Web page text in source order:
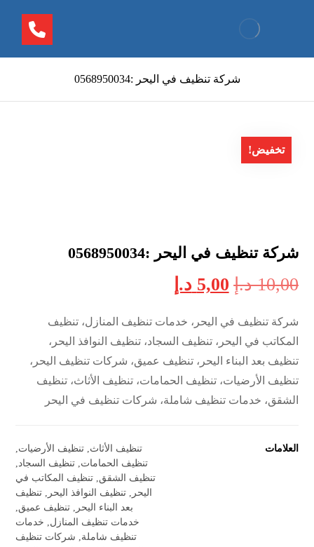
شركة تنظيف في اليحر :0568950034
تخفيض!
شركة تنظيف في اليحر :0568950034
10,00 د.إ 5,00 د.إ
شركة تنظيف في اليحر، خدمات تنظيف المنازل، تنظيف
المكاتب في اليحر، تنظيف السجاد، تنظيف النوافذ اليحر،
تنظيف بعد البناء اليحر، تنظيف عميق، شركات تنظيف اليحر،
تنظيف الأرضيات، تنظيف الحمامات، تنظيف الأثاث، تنظيف
الشقق، خدمات تنظيف شاملة، شركات تنظيف في اليحر
العلامات تنظيف الأثاث تنظيف الأرضيات
تنظيف الحمامات تنظيف السجاد
تنظيف الشقق تنظيف المكاتب في
اليحر
تنظيف النوافذ اليحر
تنظيف
بعد البناء اليحر
تنظيف عميق
خدمات تنظيف المنازل
خدمات
تنظيف شاملة
شركات تنظيف